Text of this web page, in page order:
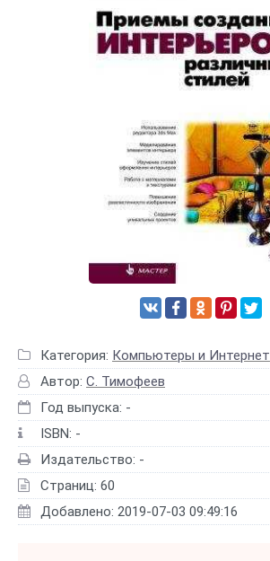
Категория: Компьютеры и Интернет
Автор: С. Тимофеев
Год выпуска: -
ISBN: -
Издательство: -
Страниц: 60
Добавлено: 2019-07-03 09:49:16